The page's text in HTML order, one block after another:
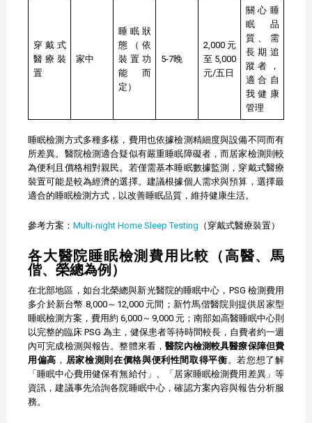
穿戴式
醫療裝
置
家中
睡眠狀
態（依
裝置功
能而
定）
5-7晚
2,000元
至5,000
元/五日
關心睡
眠品
質、需
長期追
蹤者，
適合自
我健康
管理
睡眠檢測方式多種多樣，費用也依據檢測精細度與設備不同而有
所差異。醫院檢測適合疑似有嚴重睡眠障礙者，而居家檢測則較
為便利且價格相對親民。若僅需基本睡眠數據監測，穿戴式醫療
裝置可能是較為經濟的選擇。建議根據個人需求與預算，選擇最
適合的睡眠檢測方式，以改善睡眠品質，維持健康生活。
參考方案： Multi-night Home Sleep Testing （穿戴式醫療裝置）
各大醫院睡眠檢測費用比較（高醫、馬
偕、榮總為例）
在北部地區，如台北榮總與新光醫院的睡眠中心，PSG 檢測費用
多介於新台幣 8,000～12,000 元間；新竹馬偕醫院則提供居家型
睡眠檢測方案，費用約 6,000～9,000 元；南部如高醫睡眠中心則
以完整的臨床 PSG 為主，健保患者等待時間較長，自費者約一週
內可完成檢測與報告。整體來看，醫院內檢測較具醫療保障但費
用偏高 ， 居家檢測則在價格與便利性間取得平衡 。若您想了解
「睡眠中心費用健保有無給付」、「居家睡眠檢測費用差異」等
資訊，建議事先洽詢各院睡眠中心，確認方案內容與報告分析服
務。